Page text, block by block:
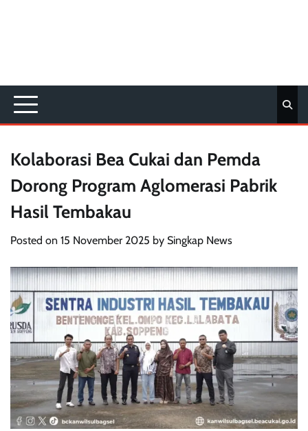
Kolaborasi Bea Cukai dan Pemda
Dorong Program Aglomerasi Pabrik
Hasil Tembakau
Posted on 15 November 2025 by Singkap News